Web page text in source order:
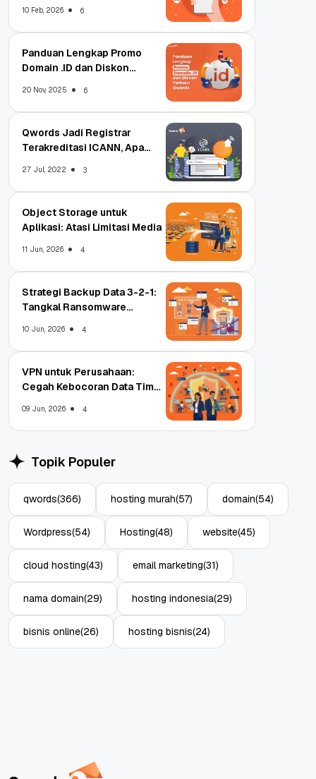
10 Feb, 2026 6
Panduan Lengkap Promo
Domain .ID dan Diskon
20 Nov, 2025 6
Qwords Jadi Registrar
Terakreditasi ICANN, Apa
27 Jul, 2022 3
Object Storage untuk
Aplikasi: Atasi Limitasi Media
11 Jun, 2026 4
Strategi Backup Data 3-2-1:
Tangkal Ransomware
10 Jun, 2026 4
VPN untuk Perusahaan:
Cegah Kebocoran Data Tim
09 Jun, 2026 4
Topik Populer
qwords(366) hosting murah(57) domain(54)
Wordpress(54) Hosting(48) website(45)
cloud hosting(43) email marketing(31)
nama domain(29) hosting indonesia(29)
bisnis online(26) hosting bisnis(24)